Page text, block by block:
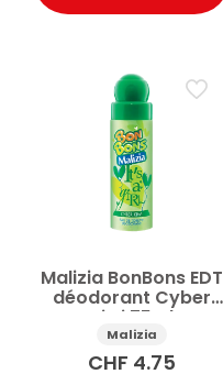
Malizia BonBons EDT
déodorant Cyber
Kiwi 75ml
Malizia
CHF 4.75